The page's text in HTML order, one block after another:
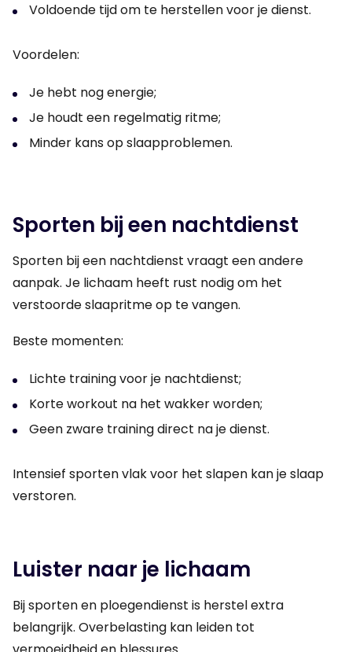
Voldoende tijd om te herstellen voor je dienst.
Voordelen:
Je hebt nog energie;
Je houdt een regelmatig ritme;
Minder kans op slaapproblemen.
Sporten bij een nachtdienst
Sporten bij een nachtdienst vraagt een andere
aanpak. Je lichaam heeft rust nodig om het
verstoorde slaapritme op te vangen.
Beste momenten:
Lichte training voor je nachtdienst;
Korte workout na het wakker worden;
Geen zware training direct na je dienst.
Intensief sporten vlak voor het slapen kan je slaap
verstoren.
Luister naar je lichaam
Bij sporten en ploegendienst is herstel extra
belangrijk. Overbelasting kan leiden tot